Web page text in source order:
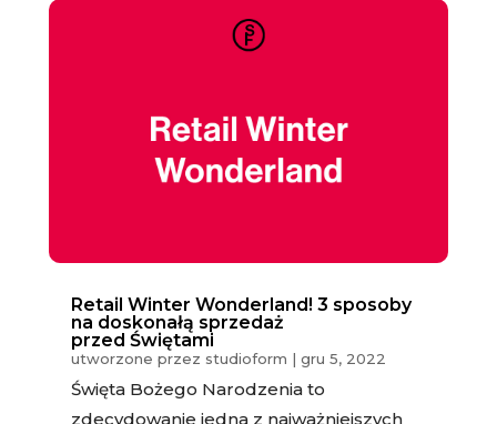
Retail Winter Wonderland! 3 sposoby
na doskonałą sprzedaż
przed Świętami
utworzone przez studioform | gru 5, 2022
Święta Bożego Narodzenia to
zdecydowanie jedna z najważniejszych